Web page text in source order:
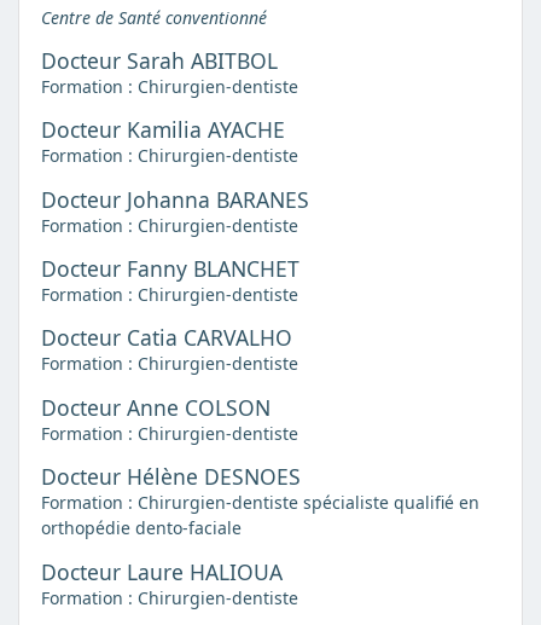
Centre de Santé conventionné
Docteur Sarah ABITBOL
Formation : Chirurgien-dentiste
Docteur Kamilia AYACHE
Formation : Chirurgien-dentiste
Docteur Johanna BARANES
Formation : Chirurgien-dentiste
Docteur Fanny BLANCHET
Formation : Chirurgien-dentiste
Docteur Catia CARVALHO
Formation : Chirurgien-dentiste
Docteur Anne COLSON
Formation : Chirurgien-dentiste
Docteur Hélène DESNOES
Formation : Chirurgien-dentiste spécialiste qualifié en
orthopédie dento-faciale
Docteur Laure HALIOUA
Formation : Chirurgien-dentiste